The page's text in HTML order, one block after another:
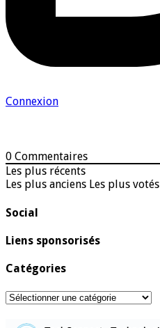
Connexion
0 Commentaires
Les plus récents
Les plus anciens Les plus votés
Social
Liens sponsorisés
Catégories
Catégories